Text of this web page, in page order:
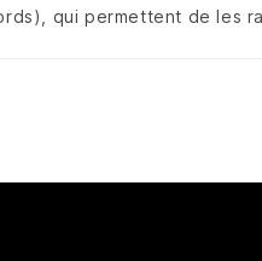
qui permettent de les